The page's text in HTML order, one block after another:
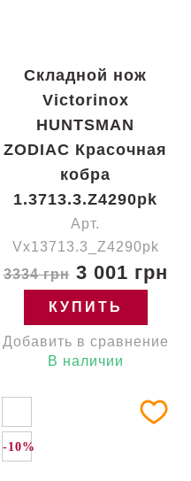
Складной нож
Victorinox
HUNTSMAN
ZODIAC Красочная
кобра
1.3713.3.Z4290pk
Арт.
Vx13713.3_Z4290pk
3334 грн3 001 грн
КУПИТЬ
Добавить в сравнение
В наличии
-10%